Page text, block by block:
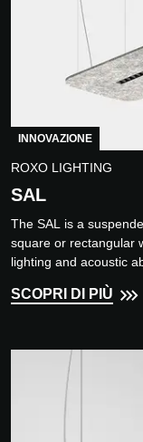
INNOVAZIONE
ROXO LIGHTING
SAL
The SAL is a
square or rectangular
lighting and acoustic
SCOPRI DI PIÙ